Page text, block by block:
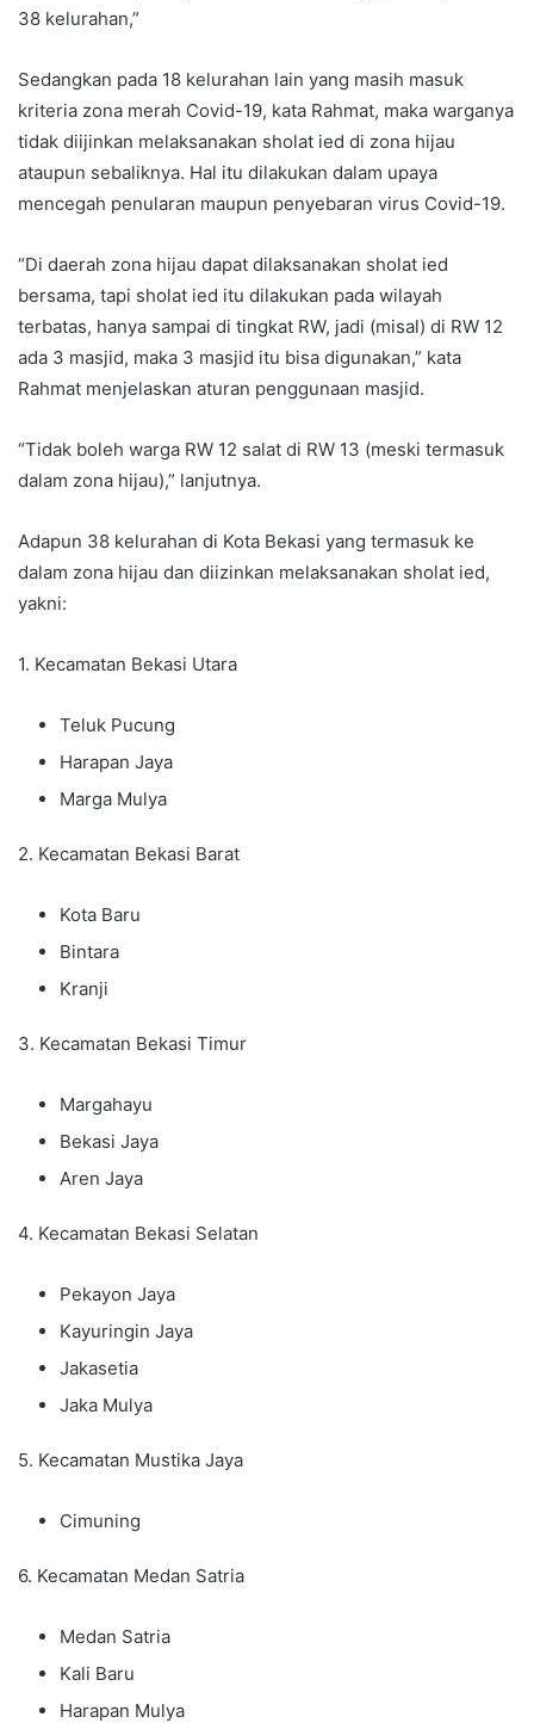
38 kelurahan,”
Sedangkan pada 18 kelurahan lain yang masih masuk
kriteria zona merah Covid-19, kata Rahmat, maka warganya
tidak diijinkan melaksanakan sholat ied di zona hijau
ataupun sebaliknya. Hal itu dilakukan dalam upaya
mencegah penularan maupun penyebaran virus Covid-19.
“Di daerah zona hijau dapat dilaksanakan sholat ied
bersama, tapi sholat ied itu dilakukan pada wilayah
terbatas, hanya sampai di tingkat RW, jadi (misal) di RW 12
ada 3 masjid, maka 3 masjid itu bisa digunakan,” kata
Rahmat menjelaskan aturan penggunaan masjid.
“Tidak boleh warga RW 12 salat di RW 13 (meski termasuk
dalam zona hijau),” lanjutnya.
Adapun 38 kelurahan di Kota Bekasi yang termasuk ke
dalam zona hijau dan diizinkan melaksanakan sholat ied,
yakni:
1. Kecamatan Bekasi Utara
Teluk Pucung
Harapan Jaya
Marga Mulya
2. Kecamatan Bekasi Barat
Kota Baru
Bintara
Kranji
3. Kecamatan Bekasi Timur
Margahayu
Bekasi Jaya
Aren Jaya
4. Kecamatan Bekasi Selatan
Pekayon Jaya
Kayuringin Jaya
Jakasetia
Jaka Mulya
5. Kecamatan Mustika Jaya
Cimuning
6. Kecamatan Medan Satria
Medan Satria
Kali Baru
Harapan Mulya